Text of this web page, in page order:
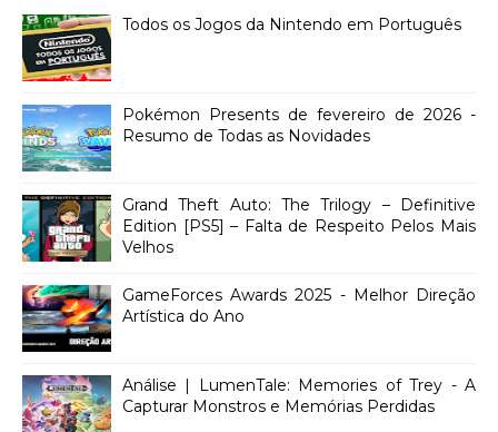
Todos os Jogos da Nintendo em Português
Pokémon Presents de fevereiro de 2026 -
Resumo de Todas as Novidades
Grand Theft Auto: The Trilogy – Definitive
Edition [PS5] – Falta de Respeito Pelos Mais
Velhos
GameForces Awards 2025 - Melhor Direção
Artística do Ano
Análise | LumenTale: Memories of Trey - A
Capturar Monstros e Memórias Perdidas